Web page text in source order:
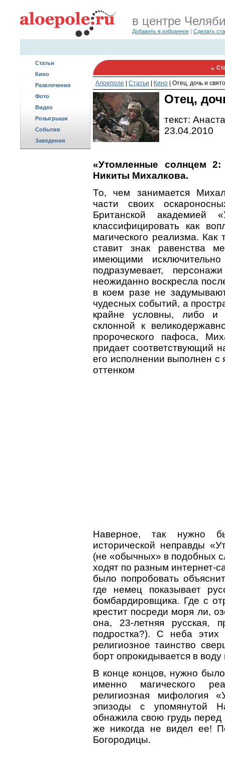
в центре
Добавить в избранное | Сделать
Статьи
Кино
Развлечения
Фото
Видео
Розыгрыши
События
Заведения
Алоеполе Статьи Кино Отец, дочь и
Отец,
текст:
23.04.2010
«Утомленные солнцем 2:
Никиты Михалкова.
То, чем занимается
части своих
Британской академией
классифицировать как
магического реализма.
ставит знак равенства
имеющими
подразумевает,
неожиданно воскресла
в коем разе не
чудесных событий, а
крайне условны, либо и
склонной к
пророческого пафоса,
придает соответствующий
его исполнении выполнен
оттенком
Наверное, так нужно
исторической неправды
(не «обычных» в подобных
ходят по разным интернет-
было попробовать
где немец показывает
бомбардировщика. Где с
крестит посреди моря ли,
она, 23-летняя русская,
подростка?). С неба этих
религиозное таинство
борт опрокидывается в воду
В конце концов, нужно
именно магического
религиозная мифология
эпизоды с упомянутой
обнажила свою грудь
же никогда не видел ее!
Богородицы.